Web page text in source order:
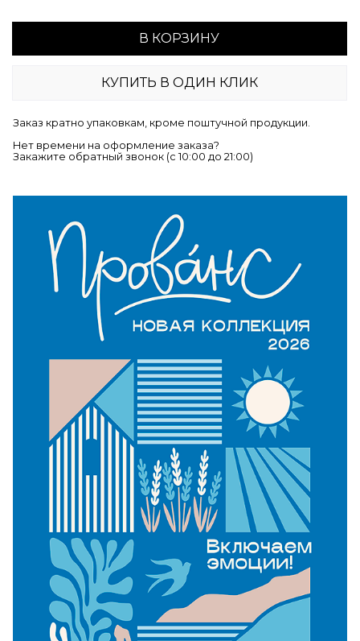
В КОРЗИНУ
КУПИТЬ В ОДИН КЛИК
Заказ кратно упаковкам, кроме поштучной продукции.
Нет времени на оформление заказа?
Закажите обратный звонок (c 10:00 до 21:00)